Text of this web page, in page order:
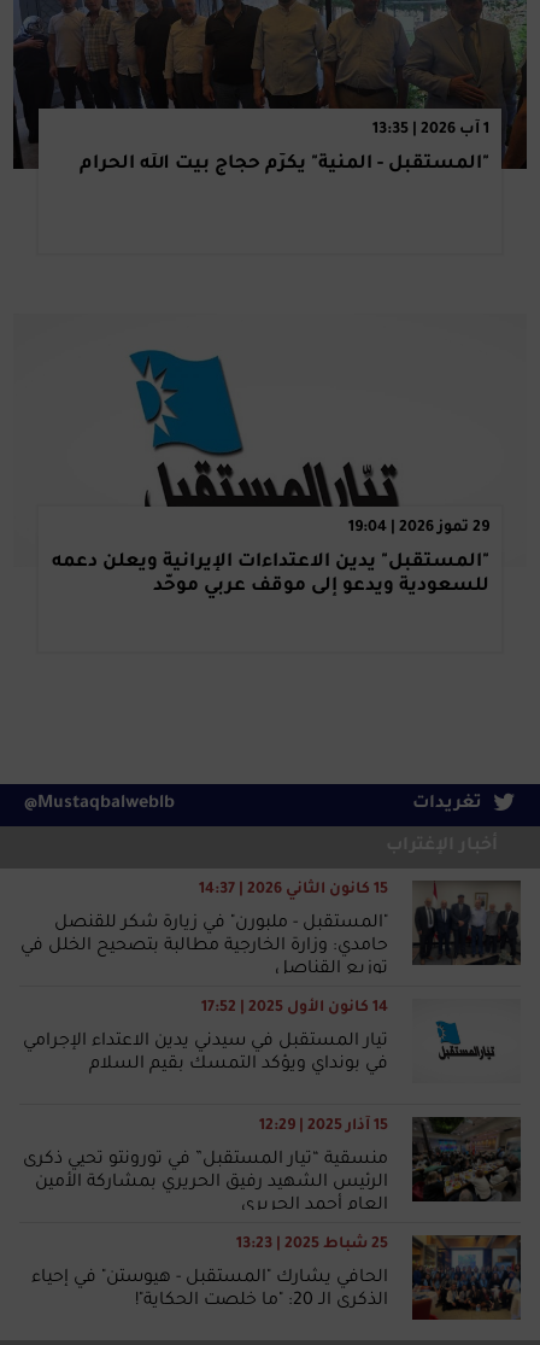
1 آب 2026 | 13:35
"المستقبل - المنية" يكرّم حجاج بيت الله الحرام
29 تموز 2026 | 19:04
"المستقبل" يدين الاعتداءات الإيرانية ويعلن دعمه
للسعودية ويدعو إلى موقف عربي موحّد
تغريدات @Mustaqbalweblb
15 كانون الثاني 2026 | 14:37
"المستقبل - ملبورن" في زيارة شكر للقنصل
حامدي: وزارة الخارجية مطالبة بتصحيح الخلل في
توزيع القناصل
14 كانون الأول 2025 | 17:52
تيار المستقبل في سيدني يدين الاعتداء الإجرامي
في بونداي ويؤكد التمسك بقيم السلام
15 آذار 2025 | 12:29
منسقية “تيار المستقبل” في تورونتو تحيي ذكرى
الرئيس الشهيد رفيق الحريري بمشاركة الأمين
العام أحمد الحريري
25 شباط 2025 | 13:23
الحافي يشارك "المستقبل - هيوستن" في إحياء
الذكرى الـ 20: "ما خلصت الحكاية"!